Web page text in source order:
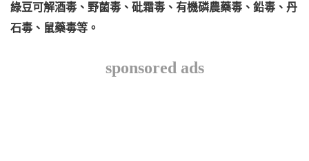
綠豆可解酒毒、野菌毒、砒霜毒、有機磷農藥毒、鉛毒、丹
石毒、鼠藥毒等。
sponsored ads